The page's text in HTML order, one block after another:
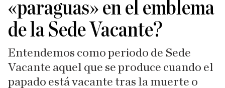
«paraguas» en el emblema
de la Sede Vacante?
Entendemos como periodo de Sede
Vacante aquel que se produce cuando el
papado está vacante tras la muerte o